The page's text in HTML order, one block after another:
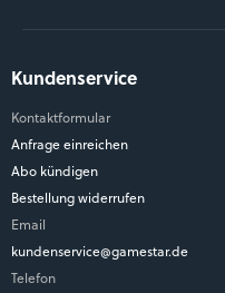
Kundenservice
Kontaktformular
Anfrage einreichen
Abo kündigen
Bestellung widerrufen
Email
kundenservice@gamestar.de
Telefon